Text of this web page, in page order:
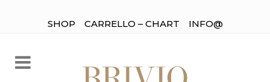
SHOP CARRELLO – CHART INFO@